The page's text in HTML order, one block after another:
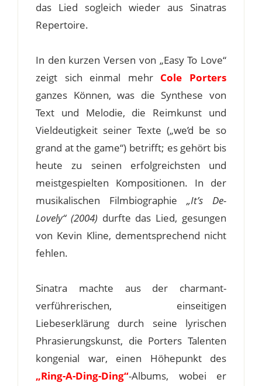
das Lied sogleich wieder aus Sinatras
Repertoire.
In den kurzen Versen von „Easy To Love“
zeigt sich einmal mehr Cole Porters
ganzes Können, was die Synthese von
Text und Melodie, die Reimkunst und
Vieldeutigkeit seiner Texte („we’d be so
grand at the game“) betrifft; es gehört bis
heute zu seinen erfolgreichsten und
meistgespielten Kompositionen. In der
musikalischen Filmbiographie „It’s De-
Lovely“ (2004) durfte das Lied, gesungen
von Kevin Kline, dementsprechend nicht
fehlen.
Sinatra machte aus der charmant-
verführerischen, einseitigen
Liebeserklärung durch seine lyrischen
Phrasierungskunst, die Porters Talenten
kongenial war, einen Höhepunkt des
„Ring-A-Ding-Ding“-Albums, wobei er